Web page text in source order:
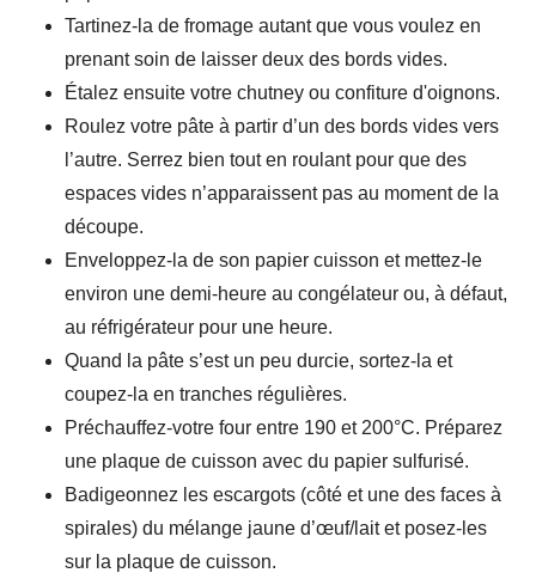
Tartinez-la de fromage autant que vous voulez en
prenant soin de laisser deux des bords vides.
Étalez ensuite votre chutney ou confiture d'oignons.
Roulez votre pâte à partir d’un des bords vides vers
l’autre. Serrez bien tout en roulant pour que des
espaces vides n’apparaissent pas au moment de la
découpe.
Enveloppez-la de son papier cuisson et mettez-le
environ une demi-heure au congélateur ou, à défaut,
au réfrigérateur pour une heure.
Quand la pâte s’est un peu durcie, sortez-la et
coupez-la en tranches régulières.
Préchauffez-votre four entre 190 et 200°C. Préparez
une plaque de cuisson avec du papier sulfurisé.
Badigeonnez les escargots (côté et une des faces à
spirales) du mélange jaune d’œuf/lait et posez-les
sur la plaque de cuisson.